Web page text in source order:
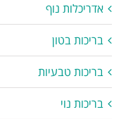
אדריכלות נוף
בריכות בטון
בריכות טבעיות
בריכות נוי